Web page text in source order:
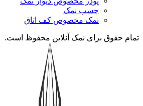
چسب نمک
نمک مخصوص کف اتاق
تمام حقوق برای نمک آنلاین محفوظ است.